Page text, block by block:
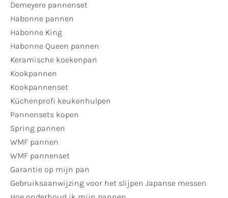
Demeyere pannenset
Habonne pannen
Habonne King
Habonne Queen pannen
Keramische koekenpan
Kookpannen
Kookpannenset
Küchenprofi keukenhulpen
Pannensets kopen
Spring pannen
WMF pannen
WMF pannenset
Garantie op mijn pan
Gebruiksaanwijzing voor het slijpen Japanse messen